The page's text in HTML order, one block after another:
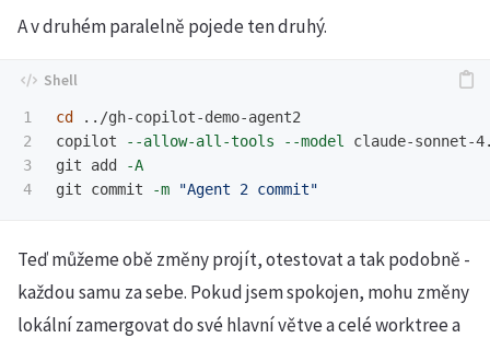
A v druhém paralelně pojede ten druhý.
1
2
3
cd
../gh-copilot-demo-agent2
copilot
--allow-all-tools --model
claude-sonnet-
git add
-A
git commit
-m "Agent 2 commit"
Teď můžeme obě změny projít, otestovat a tak podobně -
každou samu za sebe. Pokud jsem spokojen, mohu změny
lokální zamergovat do své hlavní větve a celé worktree a